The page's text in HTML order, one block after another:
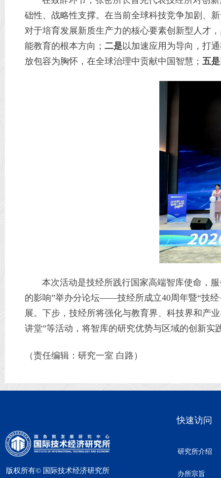
础性、战略性支撑。在当前全球科技竞争加剧、
对于培育发展新质生产力的核心要素创新型人才
能教育的根本方向； 二是以加速应用为导向，打
放包容为胸怀，在全球治理中贡献中国智慧； 五是
本次活动是技经所践行国家高端智库使命，服
的影响”举办分论坛——技经所成立40周年暨“技
展。下步，技经所将强化与教育界、科技界和产
讲堂”等活动，将智库的研究优势与区域的创新
（责任编辑：研究一室 白路）
版权所有© 国际技术经济研究所
快速访问
研究所介绍
办所宗旨